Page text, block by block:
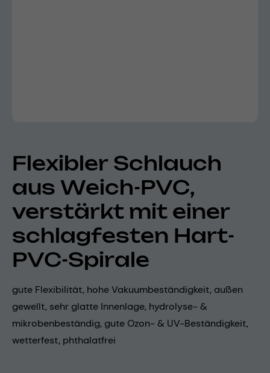
Flexibler Schlauch
aus Weich-PVC,
verstärkt mit einer
schlagfesten Hart-
PVC-Spirale
gute Flexibilität, hohe Vakuumbeständigkeit, außen
gewellt, sehr glatte Innenlage, hydrolyse- &
mikrobenbeständig, gute Ozon- & UV-Beständigkeit,
wetterfest, phthalatfrei